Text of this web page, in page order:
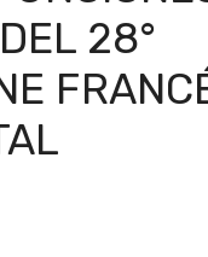
28°